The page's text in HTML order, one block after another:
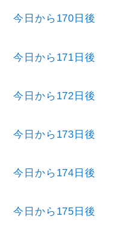
今日から170日後
今日から171日後
今日から172日後
今日から173日後
今日から174日後
今日から175日後